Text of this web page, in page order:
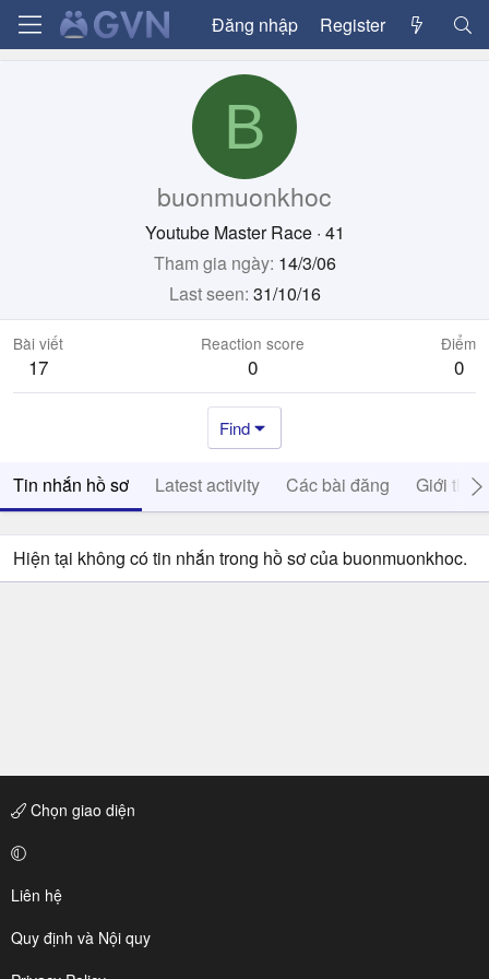
Đăng nhập Register
B
buonmuonkhoc
Youtube Master Race · 41
Tham gia ngày 14/3/06
Last seen 31/10/16
Bài viết
17
Reaction score
0
Điểm
0
Find
Tin nhắn hồ sơ Latest activity Các bài đăng Giới thiệu
Hiện tại không có tin nhắn trong hồ sơ của buonmuonkhoc.
Chọn giao diện
Liên hệ
Quy định và Nội quy